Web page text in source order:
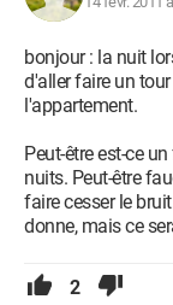
bonjour : la nuit
d'aller faire un
l'appartement.
Peut-être est-ce
nuits. Peut-être
faire cesser le
donne, mais ce
2